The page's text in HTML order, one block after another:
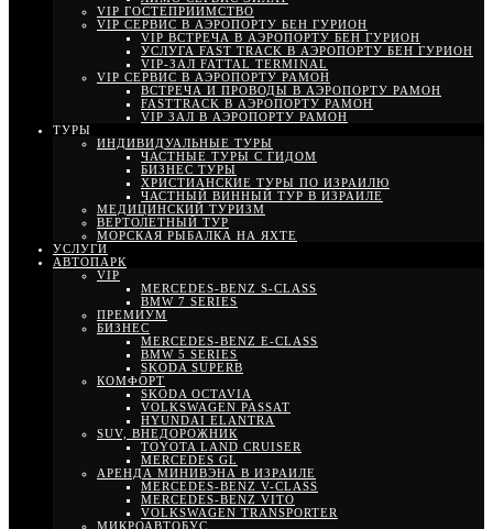
VIP ГОСТЕПРИИМСТВО
VIP СЕРВИС В АЭРОПОРТУ БЕН ГУРИОН
VIP ВСТРЕЧА В АЭРОПОРТУ БЕН ГУРИОН
УСЛУГА FAST TRACK В АЭРОПОРТУ БЕН ГУРИОН
VIP-ЗАЛ FATTAL TERMINAL
VIP СЕРВИС В АЭРОПОРТУ РАМОН
ВСТРЕЧА И ПРОВОДЫ В АЭРОПОРТУ РАМОН
FASTTRACK В АЭРОПОРТУ РАМОН
VIP ЗАЛ В АЭРОПОРТУ РАМОН
ТУРЫ
ИНДИВИДУАЛЬНЫЕ ТУРЫ
ЧАСТНЫЕ ТУРЫ С ГИДОМ
БИЗНЕС ТУРЫ
ХРИСТИАНСКИЕ ТУРЫ ПО ИЗРАИЛЮ
ЧАСТНЫЙ ВИННЫЙ ТУР В ИЗРАИЛЕ
МЕДИЦИНСКИЙ ТУРИЗМ
ВЕРТОЛЕТНЫЙ ТУР
МОРСКАЯ РЫБАЛКА НА ЯХТЕ
УСЛУГИ
АВТОПАРК
VIP
MERCEDES-BENZ S-CLASS
BMW 7 SERIES
ПРЕМИУМ
БИЗНЕС
MERCEDES-BENZ E-CLASS
BMW 5 SERIES
SKODA SUPERB
КОМФОРТ
SKODA OCTAVIA
VOLKSWAGEN PASSAT
HYUNDAI ELANTRA
SUV, ВНЕДОРОЖНИК
TOYOTA LAND CRUISER
MERCEDES GL
АРЕНДА МИНИВЭНА В ИЗРАИЛЕ
MERCEDES-BENZ V-CLASS
MERCEDES-BENZ VITO
VOLKSWAGEN TRANSPORTER
МИКРОАВТОБУС